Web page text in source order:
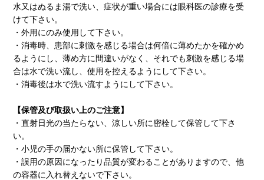
水又はぬるま湯で洗い、症状が重い場合には眼科医の診療を受
けて下さい。
・外用にのみ使用して下さい。
・消毒時、患部に刺激を感じる場合は何倍に薄めたかを確かめ
るようにし、薄め方に間違いがなく、それでも刺激を感じる場
合は水で洗い流し、使用を控えるようにして下さい。
・消毒後は水で洗い流すようにして下さい。
【保管及び取扱い上のご注意】
・直射日光の当たらない、涼しい所に密栓して保管して下さ
い。
・小児の手の届かない所に保管して下さい。
・誤用の原因になったり品質が変わることがありますので、他
の容器に入れ替えないで下さい。